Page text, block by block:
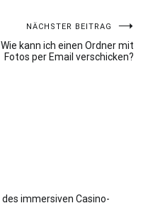
NÄCHSTER BEITRAG
Wie kann ich einen Ordner mit
Fotos per Email verschicken?
immersiven Casino-